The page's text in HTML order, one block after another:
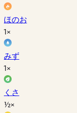
ほのお
1×
みず
1×
くさ
½×